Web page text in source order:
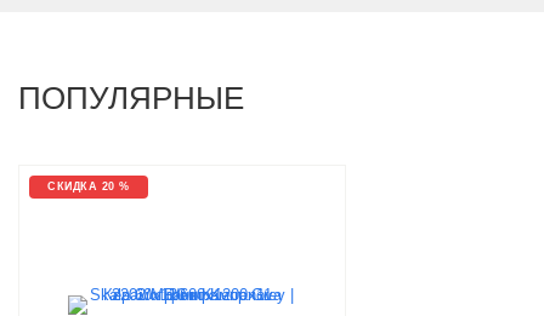
ПОПУЛЯРНЫЕ
СКИДКА 20 %